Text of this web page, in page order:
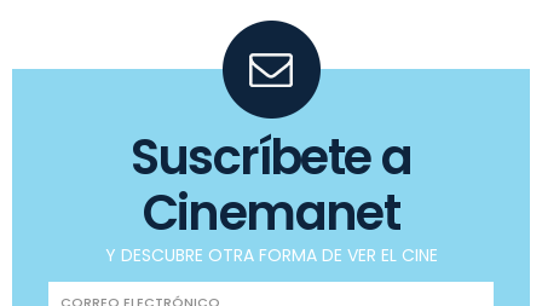
Suscríbete a
Cinemanet
Y DESCUBRE OTRA FORMA DE VER EL CINE